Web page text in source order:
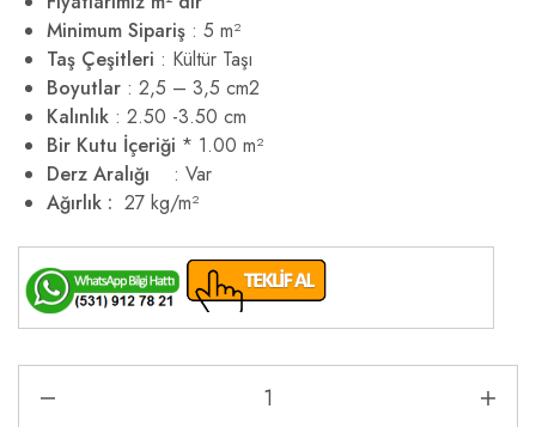
Minimum Sipariş : 5 m²
Taş Çeşitleri : Kültür Taşı
Boyutlar : 2,5 – 3,5 cm2
Kalınlık : 2.50 -3.50 cm
Bir Kutu İçeriği * 1.00 m²
Derz Aralığı
: Var
Ağırlık : 27 kg/m²